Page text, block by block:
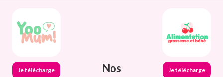
Je télécharge
Nos
Je télécharge